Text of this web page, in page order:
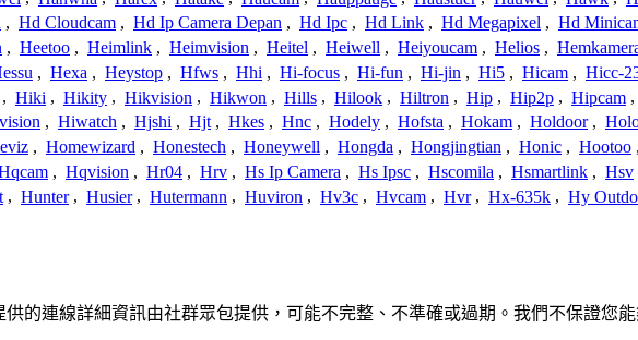
, Hd Cloudcam , Hd Ip Camera Depan , Hd Ipc , Hd Link , Hd Megapixel , Hd
, Heetoo , Heimlink , Heimvision , Heitel , Heiwell , Heiyoucam , Helios ,
, Hexa , Heystop , Hfws , Hhi , Hi-focus , Hi-fun , Hi-jin , Hi5 , Hicam , Hicc-
, Hiki , Hikity , Hikvision , Hikwon , Hills , Hilook , Hiltron , Hip , Hip2p , Hipcam ,
, Hiwatch , Hjshi , Hjt , Hkes , Hnc , Hodely , Hofsta , Hokam , Holdoor ,
, Homewizard , Honestech , Honeywell , Hongda , Hongjingtian , Honic , Hootoo ,
, Hqvision , Hr04 , Hrv , Hs Ip Camera , Hs Ipsc , Hscomila , Hsmartlink , Hsv
, Hunter , Husier , Hutermann , Huviron , Hv3c , Hvcam , Hvr , Hx-635k , Hy
的連線詳細資訊由社群眾包提供，可能不完整、不準確或過期。我們不保證您